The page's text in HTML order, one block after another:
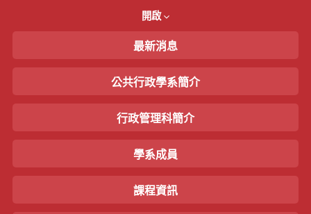
開啟
最新消息
公共行政學系簡介
行政管理科簡介
學系成員
課程資訊